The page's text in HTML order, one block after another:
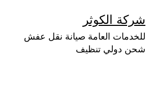
إلى
المحتوى
شركة الكوثر
للخدمات العامة صيانة نقل عفش
شحن دولي تنظيف